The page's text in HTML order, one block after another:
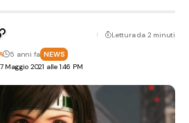
2021 alle 1:46 PM
5 anni fa NEWS
Lettura da 2 minuti